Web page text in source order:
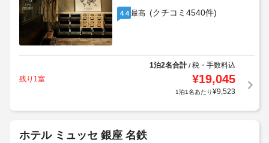
4.4 最高 (クチコミ4540件)
1泊2名合計/税・手数料込
残り1室
¥19,045
1泊1名あたり¥9,523
ホテル ミュッセ 銀座 名鉄